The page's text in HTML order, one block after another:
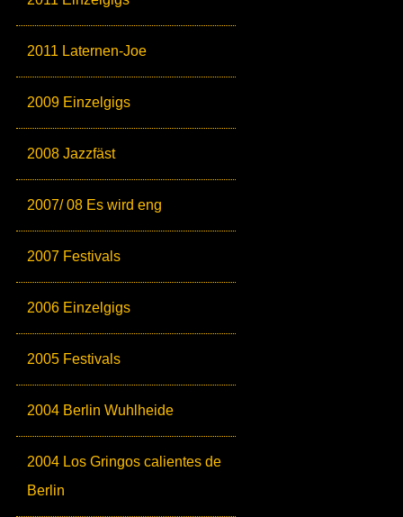
2011 Laternen-Joe
2009 Einzelgigs
2008 Jazzfäst
2007/ 08 Es wird eng
2007 Festivals
2006 Einzelgigs
2005 Festivals
2004 Berlin Wuhlheide
2004 Los Gringos calientes de
Berlin